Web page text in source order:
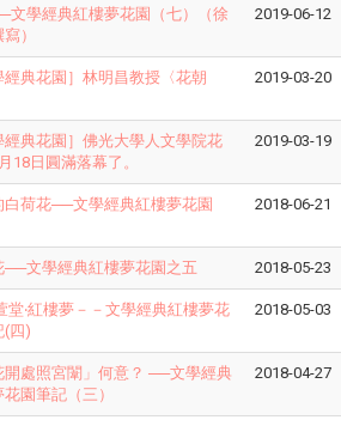
文學經典紅樓夢花園（七）（徐
）
2019-06-12
經典花園］林明昌教授〈花朝
2019-03-20
經典花園］佛光大學人文學院花
18日圓滿落幕了。
2019-03-19
白荷花──文學經典紅樓夢花園
2018-06-21
──文學經典紅樓夢花園之五 2018-05-23
堂‧紅樓夢－－文學經典紅樓夢花
(四)
2018-05-03
開處照宮闈」何意？ ──文學經典
園筆記（三）
2018-04-27